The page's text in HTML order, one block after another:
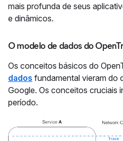
mais profunda de seus
e dinâmicos.
O modelo de dados do
Os conceitos básicos do
dados fundamental vieram do
Google. Os conceitos cruciais
período.